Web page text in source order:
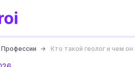
Профессии Кто такой геолог и чем